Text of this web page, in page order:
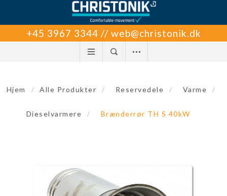
+45 3967 3344 // web@christonik.dk
Hjem / Alle Produkter / Reservedele / Varme /
Dieselvarmere / Brænderrør TH S 40kW